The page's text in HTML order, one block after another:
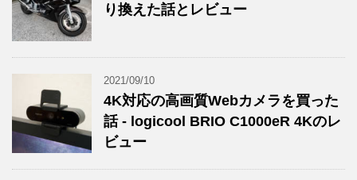
り換えた話とレビュー
2021/09/10
4K対応の高画質Webカメラを買った
話 - logicool BRIO C1000eR 4Kのレ
ビュー